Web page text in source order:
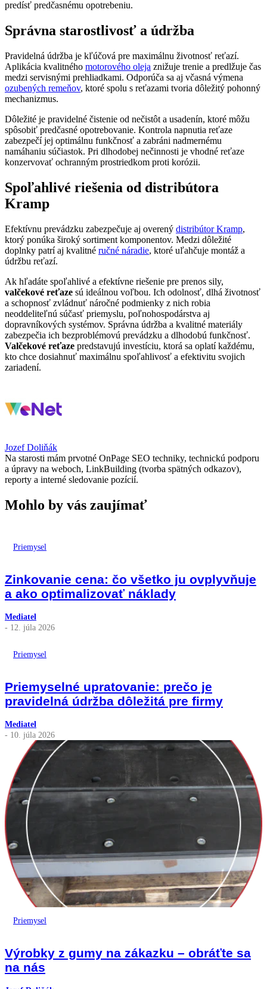
predísť predčasnému opotrebeniu.
Správna starostlivosť a údržba
Pravidelná údržba je kľúčová pre maximálnu životnosť reťazí.
Aplikácia kvalitného motorového oleja znižuje trenie a predlžuje čas
medzi servisnými prehliadkami. Odporúča sa aj včasná výmena
ozubených remeňov, ktoré spolu s reťazami tvoria dôležitý pohonný
mechanizmus.
Dôležité je pravidelné čistenie od nečistôt a usadenín, ktoré môžu
spôsobiť predčasné opotrebovanie. Kontrola napnutia reťaze
zabezpečí jej optimálnu funkčnosť a zabráni nadmernému
namáhaniu súčiastok. Pri dlhodobej nečinnosti je vhodné reťaze
konzervovať ochranným prostriedkom proti korózii.
Spoľahlivé riešenia od distribútora
Kramp
Efektívnu prevádzku zabezpečuje aj overený distribútor Kramp,
ktorý ponúka široký sortiment komponentov. Medzi dôležité
doplnky patrí aj kvalitné ručné náradie, ktoré uľahčuje montáž a
údržbu reťazí.
Ak hľadáte spoľahlivé a efektívne riešenie pre prenos sily,
valčekové reťaze sú ideálnou voľbou. Ich odolnosť, dlhá životnosť
a schopnosť zvládnuť náročné podmienky z nich robia
neoddeliteľnú súčasť priemyslu, poľnohospodárstva aj
dopravníkových systémov. Správna údržba a kvalitné materiály
zabezpečia ich bezproblémovú prevádzku a dlhodobú funkčnosť.
Valčekové reťaze predstavujú investíciu, ktorá sa oplatí každému,
kto chce dosiahnuť maximálnu spoľahlivosť a efektivitu svojich
zariadení.
Jozef Doliňák
Na starosti mám prvotné OnPage SEO techniky, technickú podporu
a úpravy na weboch, LinkBuilding (tvorba spätných odkazov),
reporty a interné sledovanie pozícií.
Mohlo by vás zaujímať
Priemysel
Zinkovanie cena: čo všetko ju ovplyvňuje
a ako optimalizovať náklady
Mediatel
- 12. júla 2026
Priemysel
Priemyselné upratovanie: prečo je
pravidelná údržba dôležitá pre firmy
Mediatel
- 10. júla 2026
Priemysel
Výrobky z gumy na zákazku – obráťte sa
na nás